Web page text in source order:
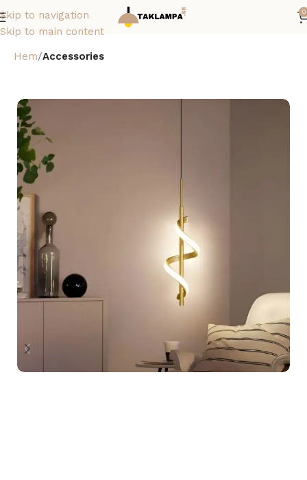
Skip to navigation
Skip to main content
0
Hem Accessories